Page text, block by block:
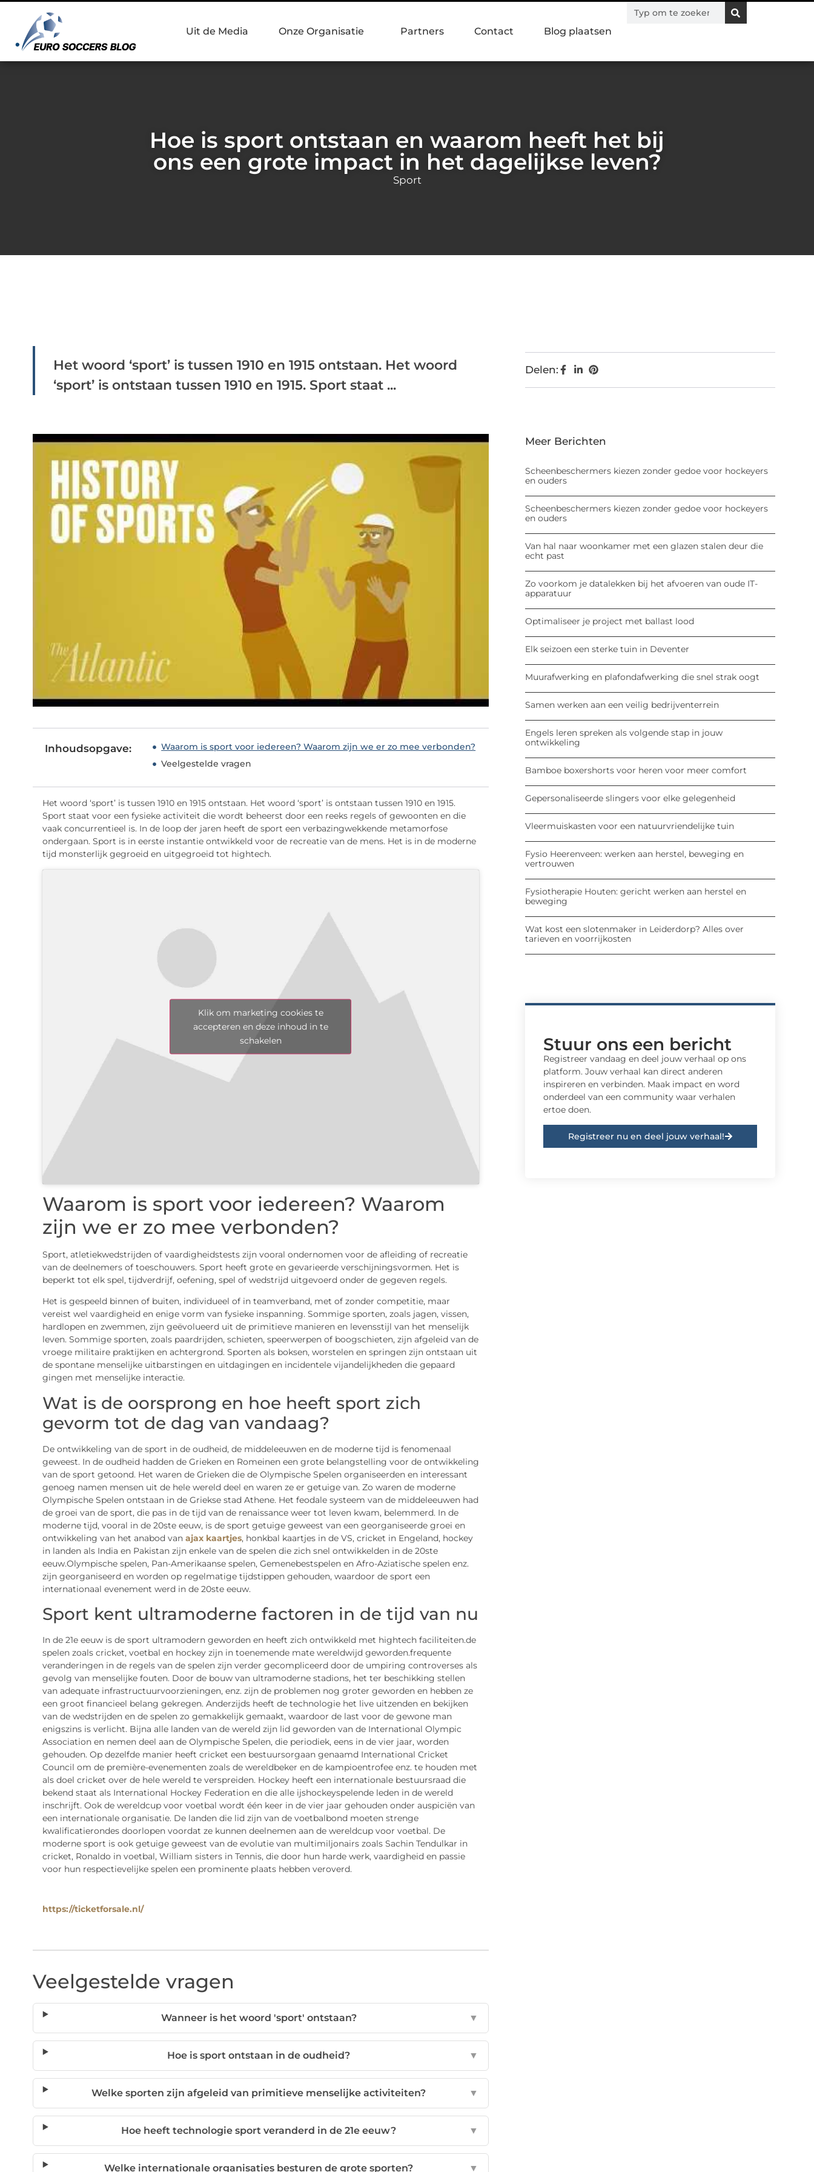
Uit de Media Onze Organisatie Partners Contact Blog plaatsen
Hoe is sport ontstaan en waarom heeft het bij
ons een grote impact in het dagelijkse leven?
Sport
Het woord ‘sport’ is tussen 1910 en 1915 ontstaan. Het woord
‘sport’ is ontstaan tussen 1910 en 1915. Sport staat ...
Inhoudsopgave:
Waarom is sport voor iedereen? Waarom zijn we er zo mee verbonden?
Veelgestelde vragen
Het woord ‘sport’ is tussen 1910 en 1915 ontstaan. Het woord ‘sport’ is ontstaan tussen 1910 en 1915.
Sport staat voor een fysieke activiteit die wordt beheerst door een reeks regels of gewoonten en die
vaak concurrentieel is. In de loop der jaren heeft de sport een verbazingwekkende metamorfose
ondergaan. Sport is in eerste instantie ontwikkeld voor de recreatie van de mens. Het is in de moderne
tijd monsterlijk gegroeid en uitgegroeid tot hightech.
Klik om marketing cookies te
accepteren en deze inhoud in te
schakelen
Waarom is sport voor iedereen? Waarom
zijn we er zo mee verbonden?
Sport, atletiekwedstrijden of vaardigheidstests zijn vooral ondernomen voor de afleiding of recreatie
van de deelnemers of toeschouwers. Sport heeft grote en gevarieerde verschijningsvormen. Het is
beperkt tot elk spel, tijdverdrijf, oefening, spel of wedstrijd uitgevoerd onder de gegeven regels.
Het is gespeeld binnen of buiten, individueel of in teamverband, met of zonder competitie, maar
vereist wel vaardigheid en enige vorm van fysieke inspanning. Sommige sporten, zoals jagen, vissen,
hardlopen en zwemmen, zijn geëvolueerd uit de primitieve manieren en levensstijl van het menselijk
leven. Sommige sporten, zoals paardrijden, schieten, speerwerpen of boogschieten, zijn afgeleid van de
vroege militaire praktijken en achtergrond. Sporten als boksen, worstelen en springen zijn ontstaan uit
de spontane menselijke uitbarstingen en uitdagingen en incidentele vijandelijkheden die gepaard
gingen met menselijke interactie.
Wat is de oorsprong en hoe heeft sport zich
gevorm tot de dag van vandaag?
De ontwikkeling van de sport in de oudheid, de middeleeuwen en de moderne tijd is fenomenaal
geweest. In de oudheid hadden de Grieken en Romeinen een grote belangstelling voor de ontwikkeling
van de sport getoond. Het waren de Grieken die de Olympische Spelen organiseerden en interessant
genoeg namen mensen uit de hele wereld deel en waren ze er getuige van. Zo waren de moderne
Olympische Spelen ontstaan in de Griekse stad Athene. Het feodale systeem van de middeleeuwen had
de groei van de sport, die pas in de tijd van de renaissance weer tot leven kwam, belemmerd. In de
moderne tijd, vooral in de 20ste eeuw, is de sport getuige geweest van een georganiseerde groei en
ontwikkeling van het anabod van ajax kaartjes, honkbal kaartjes in de VS, cricket in Engeland, hockey
in landen als India en Pakistan zijn enkele van de spelen die zich snel ontwikkelden in de 20ste
eeuw.Olympische spelen, Pan-Amerikaanse spelen, Gemenebestspelen en Afro-Aziatische spelen enz.
zijn georganiseerd en worden op regelmatige tijdstippen gehouden, waardoor de sport een
internationaal evenement werd in de 20ste eeuw.
Sport kent ultramoderne factoren in de tijd van nu
In de 21e eeuw is de sport ultramodern geworden en heeft zich ontwikkeld met hightech faciliteiten.de
spelen zoals cricket, voetbal en hockey zijn in toenemende mate wereldwijd geworden.frequente
veranderingen in de regels van de spelen zijn verder gecompliceerd door de umpiring controverses als
gevolg van menselijke fouten. Door de bouw van ultramoderne stadions, het ter beschikking stellen
van adequate infrastructuurvoorzieningen, enz. zijn de problemen nog groter geworden en hebben ze
een groot financieel belang gekregen. Anderzijds heeft de technologie het live uitzenden en bekijken
van de wedstrijden en de spelen zo gemakkelijk gemaakt, waardoor de last voor de gewone man
enigszins is verlicht. Bijna alle landen van de wereld zijn lid geworden van de International Olympic
Association en nemen deel aan de Olympische Spelen, die periodiek, eens in de vier jaar, worden
gehouden. Op dezelfde manier heeft cricket een bestuursorgaan genaamd International Cricket
Council om de première-evenementen zoals de wereldbeker en de kampioentrofee enz. te houden met
als doel cricket over de hele wereld te verspreiden. Hockey heeft een internationale bestuursraad die
bekend staat als International Hockey Federation en die alle ijshockeyspelende leden in de wereld
inschrijft. Ook de wereldcup voor voetbal wordt één keer in de vier jaar gehouden onder auspiciën van
een internationale organisatie. De landen die lid zijn van de voetbalbond moeten strenge
kwalificatierondes doorlopen voordat ze kunnen deelnemen aan de wereldcup voor voetbal. De
moderne sport is ook getuige geweest van de evolutie van multimiljonairs zoals Sachin Tendulkar in
cricket, Ronaldo in voetbal, William sisters in Tennis, die door hun harde werk, vaardigheid en passie
voor hun respectievelijke spelen een prominente plaats hebben veroverd.
https://ticketforsale.nl/
Veelgestelde vragen
Wanneer is het woord 'sport' ontstaan? ▼
Hoe is sport ontstaan in de oudheid? ▼
Welke sporten zijn afgeleid van primitieve menselijke activiteiten? ▼
Hoe heeft technologie sport veranderd in de 21e eeuw? ▼
Welke internationale organisaties besturen de grote sporten? ▼
Delen:
Meer Berichten
Scheenbeschermers kiezen zonder gedoe voor hockeyers
en ouders
Scheenbeschermers kiezen zonder gedoe voor hockeyers
en ouders
Van hal naar woonkamer met een glazen stalen deur die
echt past
Zo voorkom je datalekken bij het afvoeren van oude IT-
apparatuur
Optimaliseer je project met ballast lood
Elk seizoen een sterke tuin in Deventer
Muurafwerking en plafondafwerking die snel strak oogt
Samen werken aan een veilig bedrijventerrein
Engels leren spreken als volgende stap in jouw
ontwikkeling
Bamboe boxershorts voor heren voor meer comfort
Gepersonaliseerde slingers voor elke gelegenheid
Vleermuiskasten voor een natuurvriendelijke tuin
Fysio Heerenveen: werken aan herstel, beweging en
vertrouwen
Fysiotherapie Houten: gericht werken aan herstel en
beweging
Wat kost een slotenmaker in Leiderdorp? Alles over
tarieven en voorrijkosten
Stuur ons een bericht
Registreer vandaag en deel jouw verhaal op ons
platform. Jouw verhaal kan direct anderen
inspireren en verbinden. Maak impact en word
onderdeel van een community waar verhalen
ertoe doen.
Registreer nu en deel jouw verhaal!